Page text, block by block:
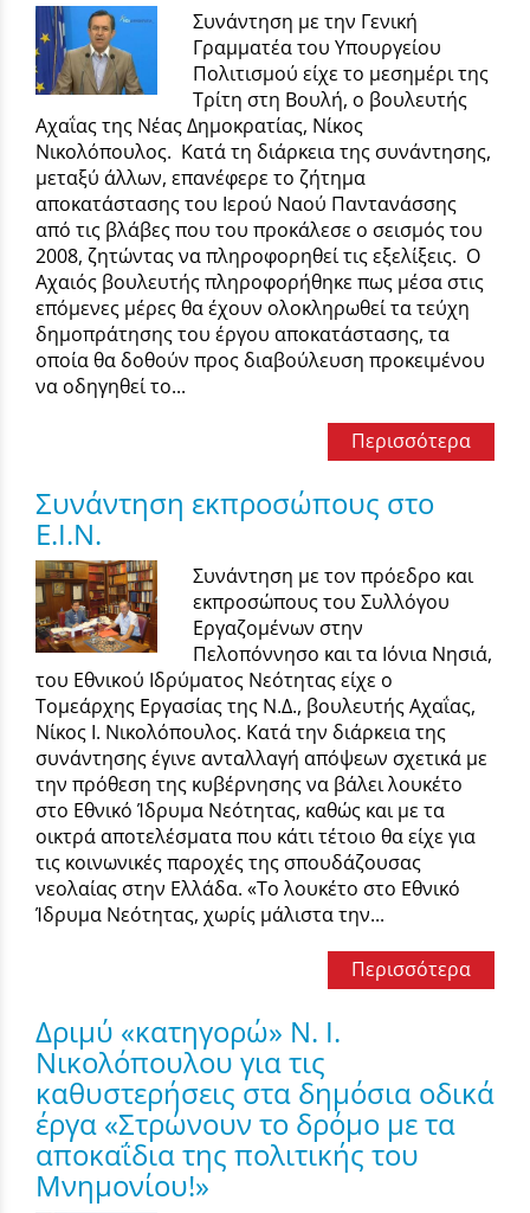
Συνάντηση με την Γενική
Γραμματέα του Υπουργείου
Πολιτισμού είχε το μεσημέρι της
Τρίτη στη Βουλή, ο βουλευτής
Αχαΐας της Νέας Δημοκρατίας, Νίκος
Νικολόπουλος. Κατά τη διάρκεια της συνάντησης,
μεταξύ άλλων, επανέφερε το ζήτημα
αποκατάστασης του Ιερού Ναού Παντανάσσης
από τις βλάβες που του προκάλεσε ο σεισμός του
2008, ζητώντας να πληροφορηθεί τις εξελίξεις. Ο
Αχαιός βουλευτής πληροφορήθηκε πως μέσα στις
επόμενες μέρες θα έχουν ολοκληρωθεί τα τεύχη
δημοπράτησης του έργου αποκατάστασης, τα
οποία θα δοθούν προς διαβούλευση προκειμένου
να οδηγηθεί το...
Περισσότερα
Συνάντηση εκπροσώπους στο
Ε.Ι.Ν.
Συνάντηση με τον πρόεδρο και
εκπροσώπους του Συλλόγου
Εργαζομένων στην
Πελοπόννησο και τα Ιόνια Νησιά,
του Εθνικού Ιδρύματος Νεότητας είχε ο
Τομεάρχης Εργασίας της Ν.Δ., βουλευτής Αχαΐας,
Νίκος Ι. Νικολόπουλος. Κατά την διάρκεια της
συνάντησης έγινε ανταλλαγή απόψεων σχετικά με
την πρόθεση της κυβέρνησης να βάλει λουκέτο
στο Εθνικό Ίδρυμα Νεότητας, καθώς και με τα
οικτρά αποτελέσματα που κάτι τέτοιο θα είχε για
τις κοινωνικές παροχές της σπουδάζουσας
νεολαίας στην Ελλάδα. «Το λουκέτο στο Εθνικό
Ίδρυμα Νεότητας, χωρίς μάλιστα την...
Περισσότερα
Δριμύ «κατηγορώ» Ν. Ι.
Νικολόπουλου για τις
καθυστερήσεις στα δημόσια οδικά
έργα «Στρώνουν το δρόμο με τα
αποκαΐδια της πολιτικής του
Μνημονίου!»